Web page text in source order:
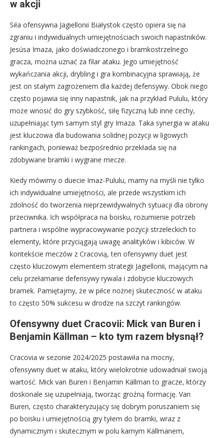
w akcji
Siła ofensywna Jagiellonii Białystok często opiera się na
zgraniu i indywidualnych umiejętnościach swoich napastników.
Jesúsa Imaza, jako doświadczonego i bramkostrzelnego
gracza, można uznać za filar ataku. Jego umiejętność
wykańczania akcji, drybling i gra kombinacyjna sprawiają, że
jest on stałym zagrożeniem dla każdej defensywy. Obok niego
często pojawia się inny napastnik, jak na przykład Pululu, który
może wnosić do gry szybkość, siłę fizyczną lub inne cechy,
uzupełniając tym samym styl gry Imaza. Taka synergia w ataku
jest kluczowa dla budowania solidnej pozycji w ligowych
rankingach, ponieważ bezpośrednio przekłada się na
zdobywane bramki i wygrane mecze.
Kiedy mówimy o duecie Imaz-Pululu, mamy na myśli nie tylko
ich indywidualne umiejętności, ale przede wszystkim ich
zdolność do tworzenia nieprzewidywalnych sytuacji dla obrony
przeciwnika. Ich współpraca na boisku, rozumienie potrzeb
partnera i wspólne wypracowywanie pozycji strzeleckich to
elementy, które przyciągają uwagę analityków i kibiców. W
kontekście meczów z Cracovią, ten ofensywny duet jest
często kluczowym elementem strategii Jagiellonii, mającym na
celu przełamanie defensywy rywala i zdobycie kluczowych
bramek. Pamiętajmy, że w piłce nożnej skuteczność w ataku
to często 50% sukcesu w drodze na szczyt rankingów.
Ofensywny duet Cracovii: Mick van Buren i
Benjamin Källman – kto tym razem błysnął?
Cracovia w sezonie 2024/2025 postawiła na mocny,
ofensywny duet w ataku, który wielokrotnie udowadniał swoją
wartość. Mick van Buren i Benjamin Källman to gracze, którzy
doskonale się uzupełniają, tworząc groźną formację. Van
Buren, często charakteryzujący się dobrym poruszaniem się
po boisku i umiejętnością gry tyłem do bramki, wraz z
dynamicznym i skutecznym w polu karnym Källmanem,